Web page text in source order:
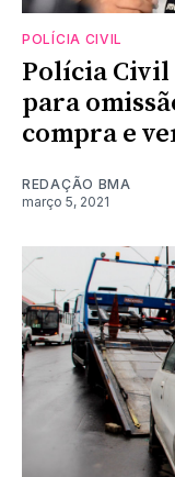
POLÍCIA CIVIL
Polícia Civil
para
compra e
REDAÇÃO BMA
março 5, 2021